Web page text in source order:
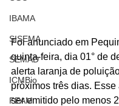
IBAMA
SISEMA
SEMAD
ICMBio
FEAM
Foi anunciado em
quinta-feira, dia 01° de
alerta laranja de
próximos três dias. Esse
ser emitido pelo menos